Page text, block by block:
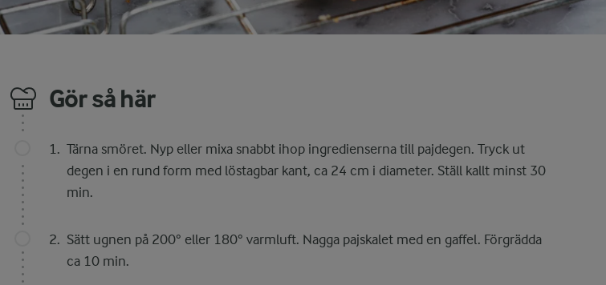
Gör så här
Tärna smöret. Nyp eller mixa snabbt ihop ingredienserna till pajdegen. Tryck ut
degen i en rund form med löstagbar kant, ca 24 cm i diameter. Ställ kallt minst 30
min.
Sätt ugnen på 200° eller 180° varmluft. Nagga pajskalet med en gaffel. Förgrädda
ca 10 min.